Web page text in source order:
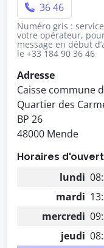
36 46
Numéro gris :
votre opérateur,
message en début
le +33 184 90 36 46
Adresse
Caisse commune
Quartier des
BP 26
48000 Mende
Horaires
lundi
mardi
mercredi
jeudi